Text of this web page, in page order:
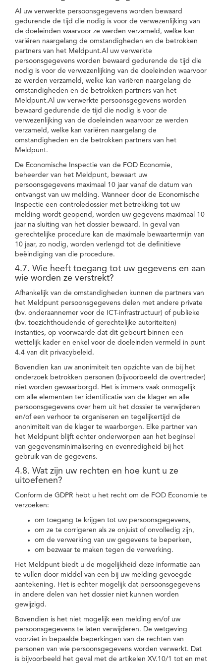
Al uw verwerkte persoonsgegevens worden bewaard
gedurende de tijd die nodig is voor de verwezenlijking van
de doeleinden waarvoor ze werden verzameld, welke kan
variëren naargelang de omstandigheden en de betrokken
partners van het Meldpunt.Al uw verwerkte
persoonsgegevens worden bewaard gedurende de tijd die
nodig is voor de verwezenlijking van de doeleinden waarvoor
ze werden verzameld, welke kan variëren naargelang de
omstandigheden en de betrokken partners van het
Meldpunt.Al uw verwerkte persoonsgegevens worden
bewaard gedurende de tijd die nodig is voor de
verwezenlijking van de doeleinden waarvoor ze werden
verzameld, welke kan variëren naargelang de
omstandigheden en de betrokken partners van het
Meldpunt.
De Economische Inspectie van de FOD Economie,
beheerder van het Meldpunt, bewaart uw
persoonsgegevens maximaal 10 jaar vanaf de datum van
ontvangst van uw melding. Wanneer door de Economische
Inspectie een controledossier met betrekking tot uw
melding wordt geopend, worden uw gegevens maximaal 10
jaar na sluiting van het dossier bewaard. In geval van
gerechtelijke procedure kan de maximale bewaartermijn van
10 jaar, zo nodig, worden verlengd tot de definitieve
beëindiging van die procedure.
4.7. Wie heeft toegang tot uw gegevens en aan
wie worden ze verstrekt?
Afhankelijk van de omstandigheden kunnen de partners van
het Meldpunt persoonsgegevens delen met andere private
(bv. onderaannemer voor de ICT-infrastructuur) of publieke
(bv. toezichthoudende of gerechtelijke autoriteiten)
instanties, op voorwaarde dat dit gebeurt binnen een
wettelijk kader en enkel voor de doeleinden vermeld in punt
4.4 van dit privacybeleid.
Bovendien kan uw anonimiteit ten opzichte van de bij het
onderzoek betrokken personen (bijvoorbeeld de overtreder)
niet worden gewaarborgd. Het is immers vaak onmogelijk
om alle elementen ter identificatie van de klager en alle
persoonsgegevens over hem uit het dossier te verwijderen
en/of een verhoor te organiseren en tegelijkertijd de
anonimiteit van de klager te waarborgen. Elke partner van
het Meldpunt blijft echter onderworpen aan het beginsel
van gegevensminimalisering en evenredigheid bij het
gebruik van de gegevens.
4.8. Wat zijn uw rechten en hoe kunt u ze
uitoefenen?
Conform de GDPR hebt u het recht om de FOD Economie te
verzoeken:
om toegang te krijgen tot uw persoonsgegevens,
om ze te corrigeren als ze onjuist of onvolledig zijn,
om de verwerking van uw gegevens te beperken,
om bezwaar te maken tegen de verwerking.
Het Meldpunt biedt u de mogelijkheid deze informatie aan
te vullen door middel van een bij uw melding gevoegde
aantekening. Het is echter mogelijk dat persoonsgegevens
in andere delen van het dossier niet kunnen worden
gewijzigd.
Bovendien is het niet mogelijk een melding en/of uw
persoonsgegevens te laten verwijderen. De wetgeving
voorziet in bepaalde beperkingen van de rechten van
personen van wie persoonsgegevens worden verwerkt. Dat
is bijvoorbeeld het geval met de artikelen XV.10/1 tot en met